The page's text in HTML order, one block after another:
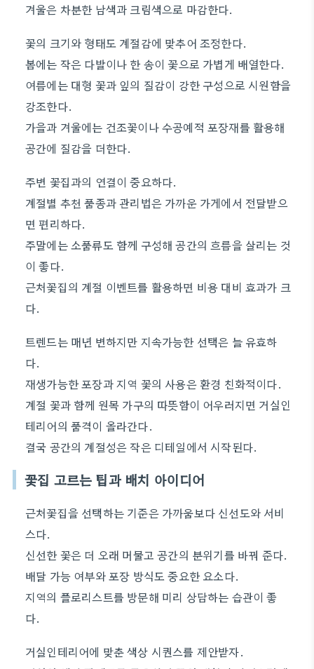
겨울은 차분한 남색과 크림색으로 마감한다.
꽃의 크기와 형태도 계절감에 맞추어 조정한다.
봄에는 작은 다발이나 한 송이 꽃으로 가볍게 배열한다.
여름에는 대형 꽃과 잎의 질감이 강한 구성으로 시원함을
강조한다.
가을과 겨울에는 건조꽃이나 수공예적 포장재를 활용해
공간에 질감을 더한다.
주변 꽃집과의 연결이 중요하다.
계절별 추천 품종과 관리법은 가까운 가게에서 전달받으
면 편리하다.
주말에는 소품류도 함께 구성해 공간의 흐름을 살리는 것
이 좋다.
근처꽃집의 계절 이벤트를 활용하면 비용 대비 효과가 크
다.
트렌드는 매년 변하지만 지속가능한 선택은 늘 유효하
다.
재생가능한 포장과 지역 꽃의 사용은 환경 친화적이다.
계절 꽃과 함께 원목 가구의 따뜻함이 어우러지면 거실인
테리어의 품격이 올라간다.
결국 공간의 계절성은 작은 디테일에서 시작된다.
꽃집 고르는 팁과 배치 아이디어
근처꽃집을 선택하는 기준은 가까움보다 신선도와 서비
스다.
신선한 꽃은 더 오래 머물고 공간의 분위기를 바꿔 준다.
배달 가능 여부와 포장 방식도 중요한 요소다.
지역의 플로리스트를 방문해 미리 상담하는 습관이 좋
다.
거실인테리어에 맞춘 색상 시퀀스를 제안받자.